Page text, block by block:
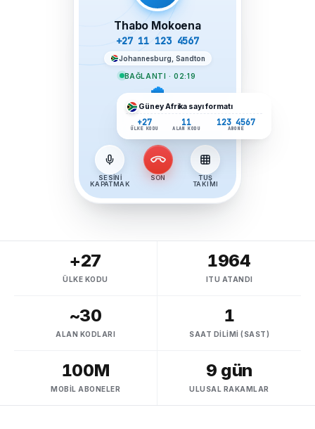
Thabo Mokoena
+27 11 123 4567
Johannesburg, Sandton
BAĞLANTI · 02:19
SESINI
KAPATMAK
SON
TUŞ
TAKIMI
Güney Afrika sayı formatı
+27 11 123 4567
+27
ÜLKE KODU
1964
ITU ATANDI
~30
ALAN KODLARI
1
SAAT DILIMI (SAST)
100M
MOBIL ABONELER
9 gün
ULUSAL RAKAMLAR